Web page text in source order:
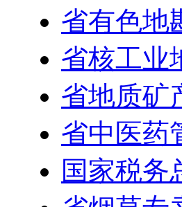
省有色地
省核工业
省地质矿
省中医药
国家税务